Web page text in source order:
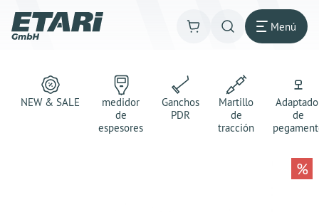
Menú
NEW & SALE
medidor
de
espesores
Ganchos
PDR
Martillo
de
tracción
de
%